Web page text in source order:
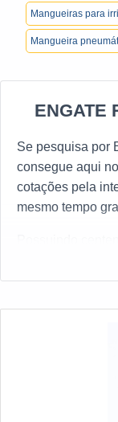
Mangueiras para
Mangueira
ENGATE
Se pesquisa por
consegue aqui
cotações pela
mesmo tempo
Industriais é o
do segmento.